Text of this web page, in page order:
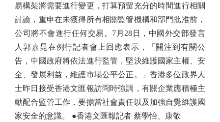
易構架將需要進行變更，打算預留充分的時間進行相關
討論，重申在未獲得所有相關監管機構和部門批准前，
公司將不會進行任何交易。7月28日，中國外交部發言
人郭嘉昆在例行記者會上回應表示，「關注到有關公
告，中國政府將依法進行監管，堅決維護國家主權、安
全、發展利益，維護市場公平公正。」香港多位政界人
士昨日接受香港文匯報訪問時強調，有關企業應積極主
動配合監管工作，要擔當社會責任以及加強自覺維護國
家安全的意識。 ●香港文匯報記者 蔡學怡、康敬